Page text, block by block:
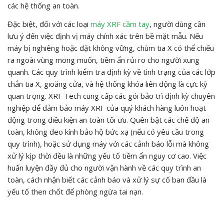
các hệ thống an toàn.
Đặc biệt, đối với các loại máy XRF cầm tay, người dùng cần
lưu ý đến việc định vị máy chính xác trên bề mặt mẫu. Nếu
máy bị nghiêng hoặc đặt không vững, chùm tia X có thể chiếu
ra ngoài vùng mong muốn, tiềm ẩn rủi ro cho người xung
quanh. Các quy trình kiểm tra định kỳ về tình trạng của các lớp
chắn tia X, gioăng cửa, và hệ thống khóa liên động là cực kỳ
quan trọng. XRF Tech cung cấp các gói bảo trì định kỳ chuyên
nghiệp để đảm bảo máy XRF của quý khách hàng luôn hoạt
động trong điều kiện an toàn tối ưu. Quên bật các chế độ an
toàn, không đeo kính bảo hộ bức xạ (nếu có yêu cầu trong
quy trình), hoặc sử dụng máy với các cảnh báo lỗi mà không
xử lý kịp thời đều là những yếu tố tiềm ẩn nguy cơ cao. Việc
huấn luyện đầy đủ cho người vận hành về các quy trình an
toàn, cách nhận biết các cảnh báo và xử lý sự cố ban đầu là
yếu tố then chốt để phòng ngừa tai nạn.